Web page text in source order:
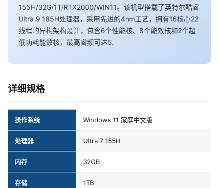
155H/32G/1T/RTX2000/WIN11。该机型搭载了英特尔酷睿
Ultra 9 185H处理器，采用先进的4nm工艺，拥有16核心22
线程的异构架构设计，包含6个性能核、8个能效核和2个超
低功耗能效核，最高睿频可达5.
详细规格
操作系统 Windows 11 家庭中文版
处理器 Ultra 7 155H
内存 32GB
存储 1TB